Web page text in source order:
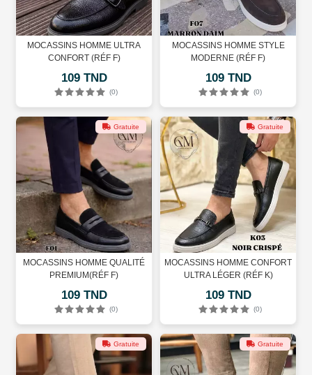
MOCASSINS HOMME ULTRA
CONFORT (RÉF F)
109 TND
(0)
MOCASSINS HOMME STYLE
MODERNE (RÉF F)
109 TND
(0)
Gratuite
MOCASSINS HOMME QUALITÉ
PREMIUM(RÉF F)
109 TND
(0)
Gratuite
MOCASSINS HOMME CONFORT
ULTRA LÉGER (RÉF K)
109 TND
(0)
Gratuite Gratuite